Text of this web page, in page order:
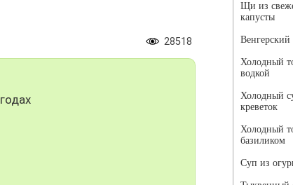
28518
Щи из
капусты
Холодный
водкой
Холодный
креветок
Холодный
базиликом
Суп из